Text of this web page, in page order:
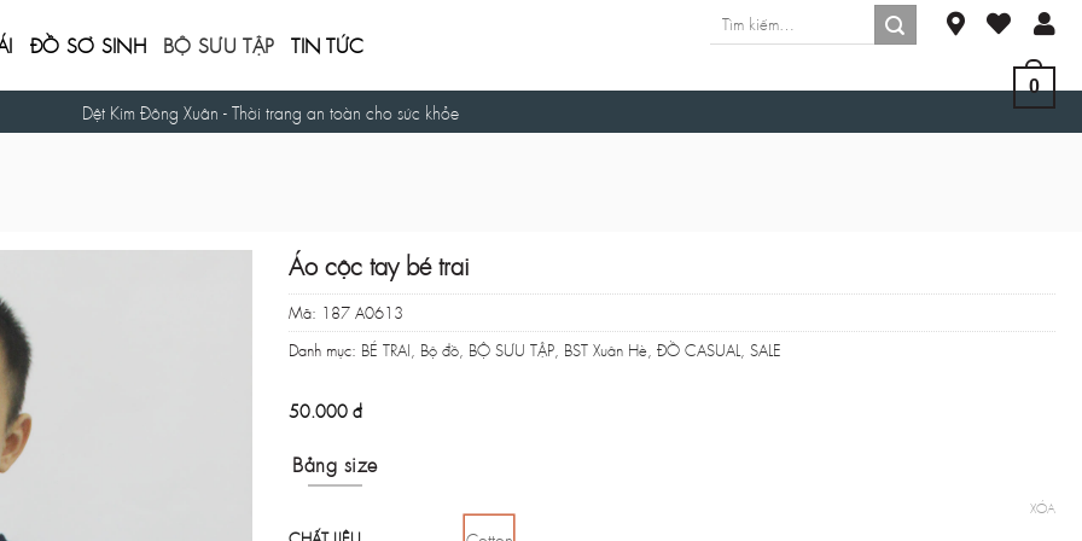
ĐỒ SƠ SINH BỘ SƯU TẬP TIN TỨC
Tìm
kiếm:
0
Cam kết bảo mật thông tin người mua hàng.
Áo cộc tay bé trai
Mã: 187 A0613
Danh mục: BÉ TRAI, Bộ đồ, BỘ SƯU TẬP, BST Xuân Hè, ĐỒ CASUAL, SALE
50.000 đ
Bảng size
XÓA